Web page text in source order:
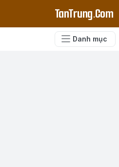
TanTrung.Com
Danh mục